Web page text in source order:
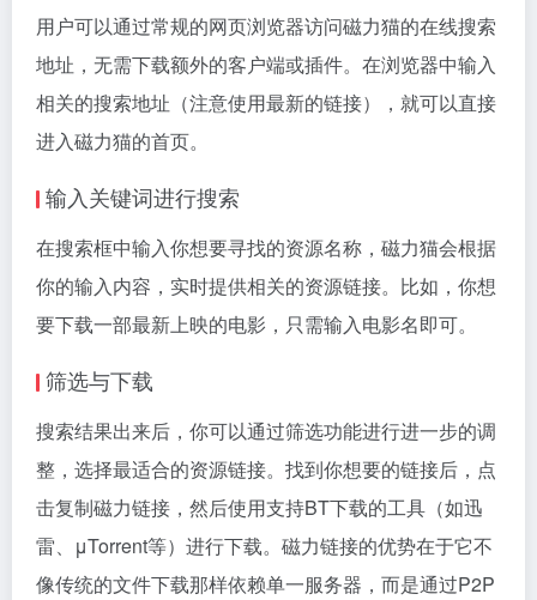
用户可以通过常规的网页浏览器访问磁力猫的在线搜索
地址，无需下载额外的客户端或插件。在浏览器中输入
相关的搜索地址（注意使用最新的链接），就可以直接
进入磁力猫的首页。
输入关键词进行搜索
在搜索框中输入你想要寻找的资源名称，磁力猫会根据
你的输入内容，实时提供相关的资源链接。比如，你想
要下载一部最新上映的电影，只需输入电影名即可。
筛选与下载
搜索结果出来后，你可以通过筛选功能进行进一步的调
整，选择最适合的资源链接。找到你想要的链接后，点
击复制磁力链接 ，然后使用支持BT下载的工具（如迅
雷、μTorrent等）进行下载。 磁力链接的优势在于它不
像传统的文件下载那样依赖单一服务器，而是通过P2P